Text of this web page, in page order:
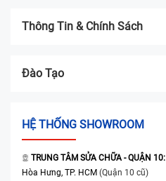
Thông Tin & Chính Sách
Đào Tạo
HỆ THỐNG SHOWROOM
TRUNG TÂM SỬA CHỮA - QUẬN 10:
Hòa Hưng, TP. HCM (Quận 10 cũ)